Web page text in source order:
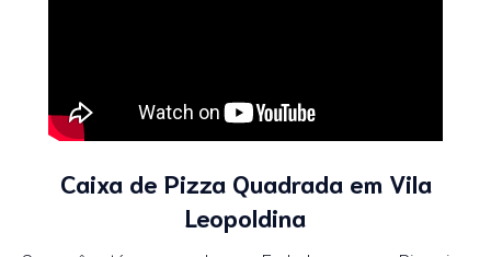
Caixa de Pizza Quadrada em Vila
Leopoldina